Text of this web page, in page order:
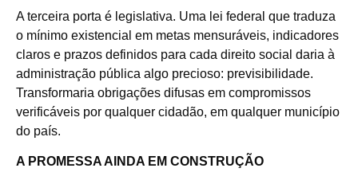
A terceira porta é legislativa. Uma lei federal que traduza
o mínimo existencial em metas mensuráveis, indicadores
claros e prazos definidos para cada direito social daria à
administração pública algo precioso: previsibilidade.
Transformaria obrigações difusas em compromissos
verificáveis por qualquer cidadão, em qualquer município
do país.
A PROMESSA AINDA EM CONSTRUÇÃO